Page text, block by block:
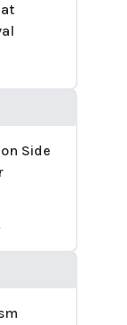
Side